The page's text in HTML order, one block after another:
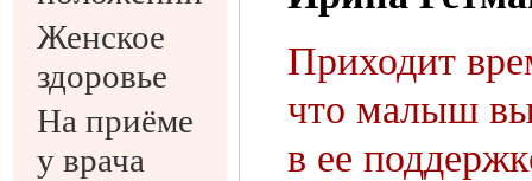
Женское
здоровье
На приёме
у врача
Приходит
что малыш
в ее